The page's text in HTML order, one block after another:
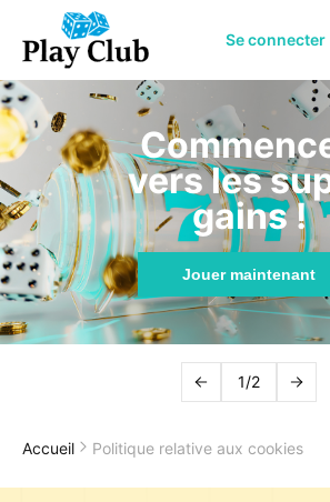
Se connecter
vers les
gains !
Jouer maintenant
1/2
Accueil Politique relative aux cookies